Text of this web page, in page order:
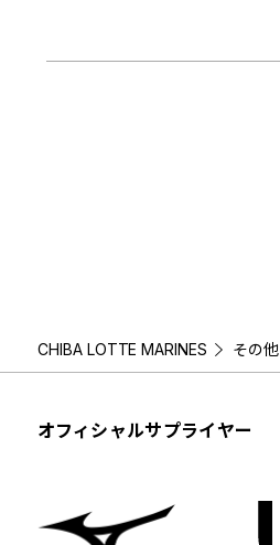
CHIBA LOTTE MARINES その他
オフィシャルサプライヤー